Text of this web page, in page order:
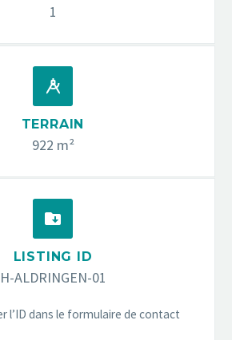
1


TERRAIN
922 m²


LISTING ID
H-ALDRINGEN-01
l’ID dans le formulaire de contact